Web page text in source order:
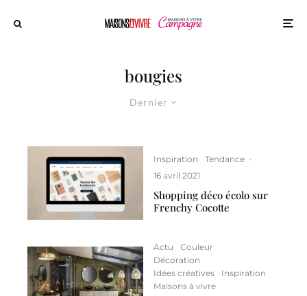
bougies
Dernier
Inspiration Tendance ·
16 avril 2021
Shopping déco écolo sur
Frenchy Cocotte
Actu
Couleur
Décoration
Idées créatives
Inspiration
Maisons à vivre